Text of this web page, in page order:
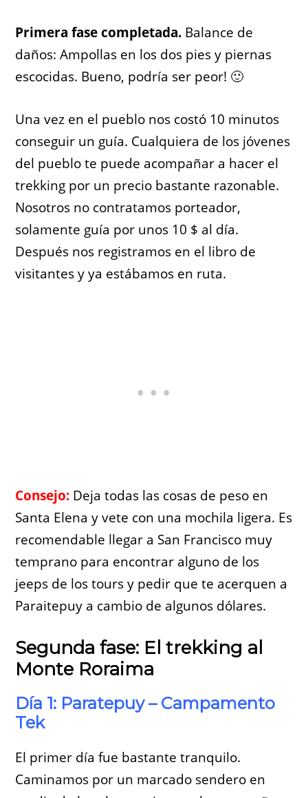
Primera fase completada. Balance de
daños: Ampollas en los dos pies y piernas
escocidas. Bueno, podría ser peor! 🙂
Una vez en el pueblo nos costó 10 minutos
conseguir un guía. Cualquiera de los jóvenes
del pueblo te puede acompañar a hacer el
trekking por un precio bastante razonable.
Nosotros no contratamos porteador,
solamente guía por unos 10 $ al día.
Después nos registramos en el libro de
visitantes y ya estábamos en ruta.
Consejo: Deja todas las cosas de peso en
Santa Elena y vete con una mochila ligera. Es
recomendable llegar a San Francisco muy
temprano para encontrar alguno de los
jeeps de los tours y pedir que te acerquen a
Paraitepuy a cambio de algunos dólares.
Segunda fase: El trekking al
Monte Roraima
Día 1: Paratepuy – Campamento
Tek
El primer día fue bastante tranquilo.
Caminamos por un marcado sendero en